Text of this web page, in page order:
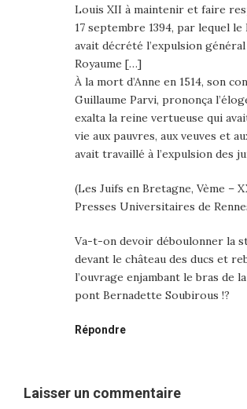
Louis XII à maintenir et faire
17 septembre 1394, par lequel
avait décrété l’expulsion
Royaume […]
À la mort d’Anne en 1514, son
Guillaume Parvi, prononça
exalta la reine vertueuse qui
vie aux pauvres, aux veuves et
avait travaillé à l’expulsion des
(Les Juifs en Bretagne, Vème –
Presses Universitaires de
Va-t-on devoir déboulonner la
devant le château des ducs et
l’ouvrage enjambant le bras de
pont Bernadette Soubirous !?
Répondre
Laisser un commentaire